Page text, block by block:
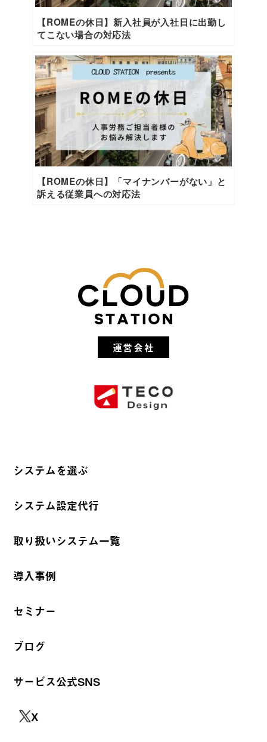
【ROMEの休日】新入社員が入社日に出勤し
てこない場合の対応法
【ROMEの休日】「マイナンバーがない」と
訴える従業員への対応法
運営会社
システムを選ぶ
システム設定代行
取り扱いシステム一覧
導入事例
セミナー
ブログ
サービス公式SNS
X